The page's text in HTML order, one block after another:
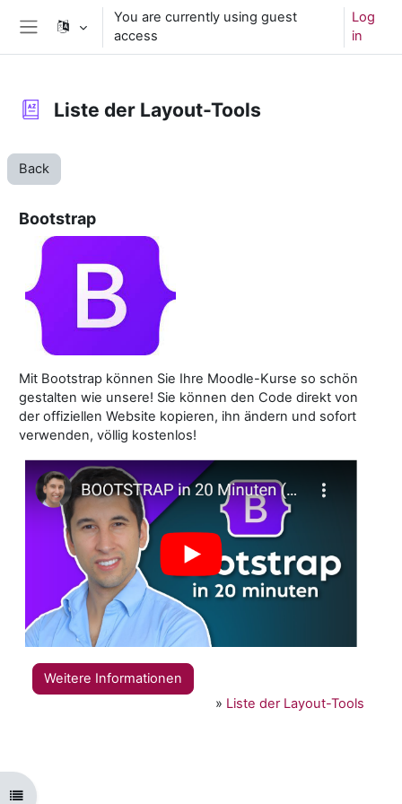
Skip to main content
You are currently using guest
access
Log
in
Open course index
Liste der Layout-Tools
Back
Bootstrap
Mit Bootstrap können Sie Ihre Moodle-Kurse so schön
gestalten wie unsere! Sie können den Code direkt von
der offiziellen Website kopieren, ihn ändern und sofort
verwenden, völlig kostenlos!
Weitere Informationen
» Liste der Layout-Tools